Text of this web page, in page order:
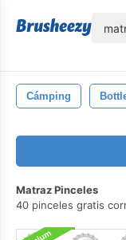
Cámping
Matraz Pinceles
40 pinceles gratis